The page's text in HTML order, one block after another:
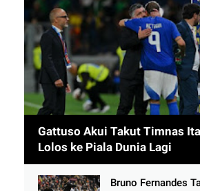
Gattuso Akui Takut Timnas
Lolos ke Piala Dunia Lagi
Bruno Fernandes